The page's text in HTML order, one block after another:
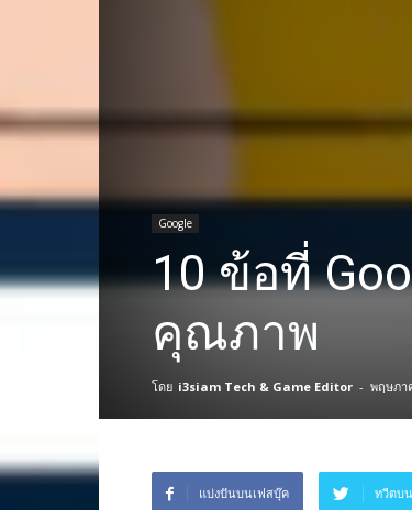
Google
10 ข้อที่
คุณภาพ
โดย i3siam Tech & Game Editor - พฤษภา
แบ่งปันบนเฟสบุ๊ค ทวีตบ